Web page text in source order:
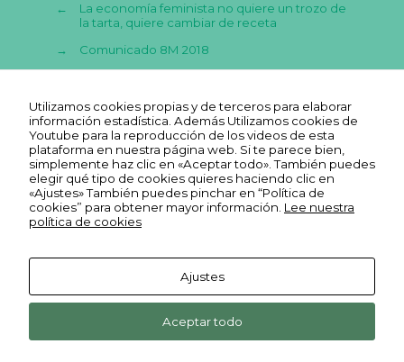
b
o
o
k
A
p
d
n
←
La economía feminista no quiere un trozo de
la tarta, quiere cambiar de receta
→
Comunicado 8M 2018
Ekonopolo. Polo de Economía
Social y Solidaria. Harrobia Plaza
4, 2º 48003 Bilbao Bizkaia
Reas
Euskadi
Facebook
Youtube
Euskadi
REAS
Aviso legal
Utilizamos cookies propias y de terceros para elaborar
información estadística. Además Utilizamos cookies de
Youtube para la reproducción de los videos de esta
plataforma en nuestra página web. Si te parece bien,
simplemente haz clic en «Aceptar todo». También puedes
elegir qué tipo de cookies quieres haciendo clic en
«Ajustes» También puedes pinchar en “Política de
cookies” para obtener mayor información. Lee nuestra
política de cookies
Ajustes
Aceptar todo